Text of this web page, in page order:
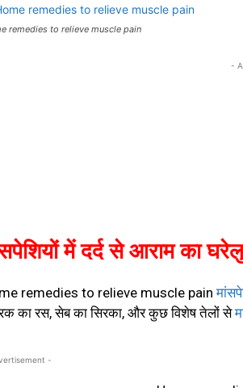
remedies to relieve muscle pain
-
में दर्द से आराम का
remedies to relieve muscle pain
का रस, सेब का सिरका, और कुछ विशेष तेलों से
-